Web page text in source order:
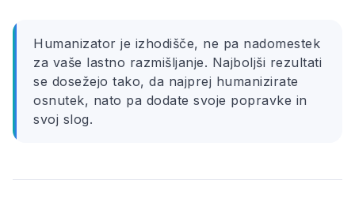
Humanizator je izhodišče, ne pa nadomestek
za vaše lastno razmišljanje. Najboljši rezultati
se dosežejo tako, da najprej humanizirate
osnutek, nato pa dodate svoje popravke in
svoj slog.